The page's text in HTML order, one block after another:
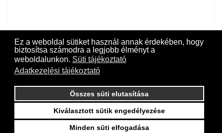
Ez a weboldal sütiket használ annak érdekében, hogy
biztosítsa számodra a legjobb élményt a
weboldalunkon. Süti tájékoztató
Adatkezelési tájékoztató
Összes süti elutasítása
Kiválasztott sütik engedélyezése
Minden süti elfogadása